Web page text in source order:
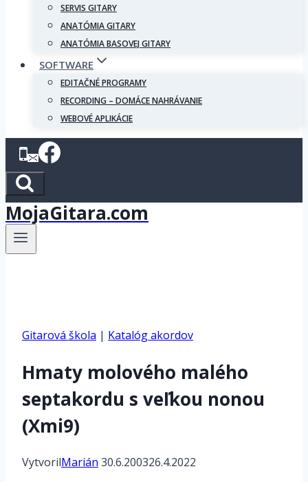
SERVIS GITARY
ANATÓMIA GITARY
ANATÓMIA BASOVEJ GITARY
SOFTWARE
EDITAČNÉ PROGRAMY
RECORDING – DOMÁCE NAHRÁVANIE
WEBOVÉ APLIKÁCIE
MojaGitara.com
Gitarová škola | Katalóg akordov
Hmaty molového malého
septakordu s veľkou nonou
(Xmi9)
VytvorilMarián 30.6.200326.4.2022